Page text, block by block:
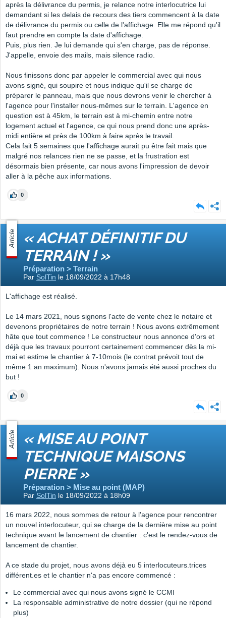
après la délivrance du permis, je relance notre interlocutrice lui
demandant si les delais de recours des tiers commencent à la date
de délivrance du permis ou celle de l'affichage. Elle me répond qu'il
faut prendre en compte la date d'affichage.
Puis, plus rien. Je lui demande qui s'en charge, pas de réponse.
J'appelle, envoie des mails, mais silence radio.
Nous finissons donc par appeler le commercial avec qui nous
avons signé, qui soupire et nous indique qu'il se charge de
préparer le panneau, mais que nous devrons venir le chercher à
l'agence pour l'installer nous-mêmes sur le terrain. L'agence en
question est à 45km, le terrain est à mi-chemin entre notre
logement actuel et l'agence, ce qui nous prend donc une après-
midi entière et près de 100km à faire après le travail.
Cela fait 5 semaines que l'affichage aurait pu être fait mais que
malgré nos relances rien ne se passe, et la frustration est
désormais bien présente, car nous avons l'impression de devoir
aller à la pêche aux informations.
0
Article « ACHAT DÉFINITIF DU
TERRAIN ! »
Préparation > Terrain
Par SolTin le 18/09/2022 à 17h48
L'affichage est réalisé.
Le 14 mars 2021, nous signons l'acte de vente chez le notaire et
devenons propriétaires de notre terrain ! Nous avons extrêmement
hâte que tout commence ! Le constructeur nous annonce d'ors et
déjà que les travaux pourront certainement commencer dès la mi-
mai et estime le chantier à 7-10mois (le contrat prévoit tout de
même 1 an maximum). Nous n'avons jamais été aussi proches du
but !
0
Article « MISE AU POINT
TECHNIQUE MAISONS
PIERRE »
Préparation > Mise au point (MAP)
Par SolTin le 18/09/2022 à 18h09
16 mars 2022, nous sommes de retour à l'agence pour rencontrer
un nouvel interlocuteur, qui se charge de la dernière mise au point
technique avant le lancement de chantier : c'est le rendez-vous de
lancement de chantier.
A ce stade du projet, nous avons déjà eu 5 interlocuteurs.trices
différent.es et le chantier n'a pas encore commencé :
Le commercial avec qui nous avons signé le CCMI
La responsable administrative de notre dossier (qui ne répond
plus)